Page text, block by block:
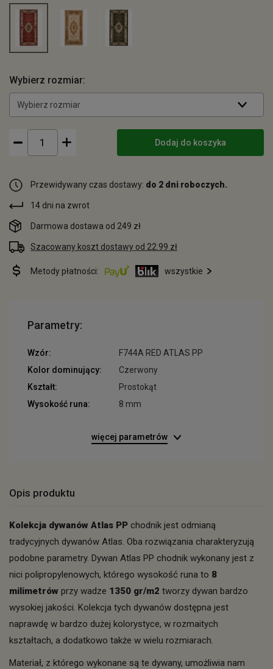
Wybierz rozmiar:
Wybierz rozmiar
Dodaj do koszyka
Przewidywany czas dostawy: do 2 dni roboczych.
14 dni na zwrot
Darmowa dostawa od 249 zł
Szacowany koszt dostawy od 22.99 zł
Metody płatności: wszystkie
Parametry:
Wzór:
F744A RED ATLAS PP
Kolor dominujący:
Czerwony
Kształt:
Prostokąt
Wysokość runa:
8 mm
więcej parametrów
Opis produktu
Kolekcja dywanów Atlas PP chodnik jest odmianą
tradycyjnych dywanów Atlas. Oba rozwiązania charakteryzują
podobne parametry. Dywan Atlas PP chodnik wykonany jest z
nici polipropylenowych, którego wysokość runa to 8
milimetrów przy wadze 1350 gr/m2 tworzy dywan bardzo
wysokiej jakości. Kolekcja tych dywanów dostępna jest
naprawdę w bardzo dużej kolorystyce, w rozmaitych
kształtach, a dodatkowo także w wielu rozmiarach.
Materiał, z którego wykonane są te dywany, umożliwia nam